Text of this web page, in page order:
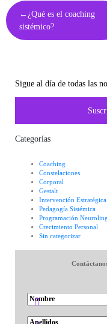
Navegación
de
entradas
¿Qué es el coaching
sistémico?
Sigue al día de todas las
Categorías
Coaching
Constelaciones
Corporal
Gestalt
Intervención Estratégica
Pedagogía Sistémica
Programación
Crecimiento Personal
Sin categorizar